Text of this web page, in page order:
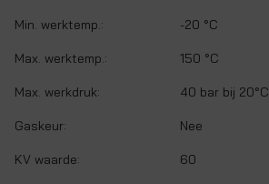
Min. werktemp.: -20 °C
Max. werktemp.: 150 °C
Max. werkdruk: 40 bar bij 20°C
Gaskeur: Nee
KV waarde: 60